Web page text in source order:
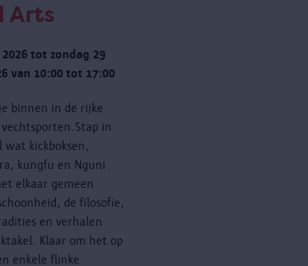
Arts
tot zondag 29
van 10:00 tot 17:00
binnen in de rijke
in
wat kickboksen,
kungfu en Nguni
elkaar gemeen
de filosofie,
en verhalen
Klaar om het op
enkele flinke